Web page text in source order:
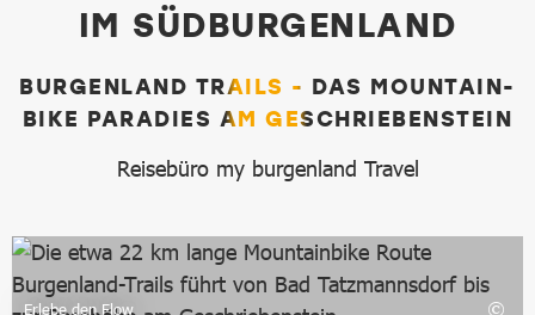
IM SÜDBURGENLAND
BURGENLAND TRAILS - DAS MOUNTAIN-
BIKE PARADIES AM GESCHRIEBENSTEIN
Reisebüro my burgenland Travel
Erlebe den Flow